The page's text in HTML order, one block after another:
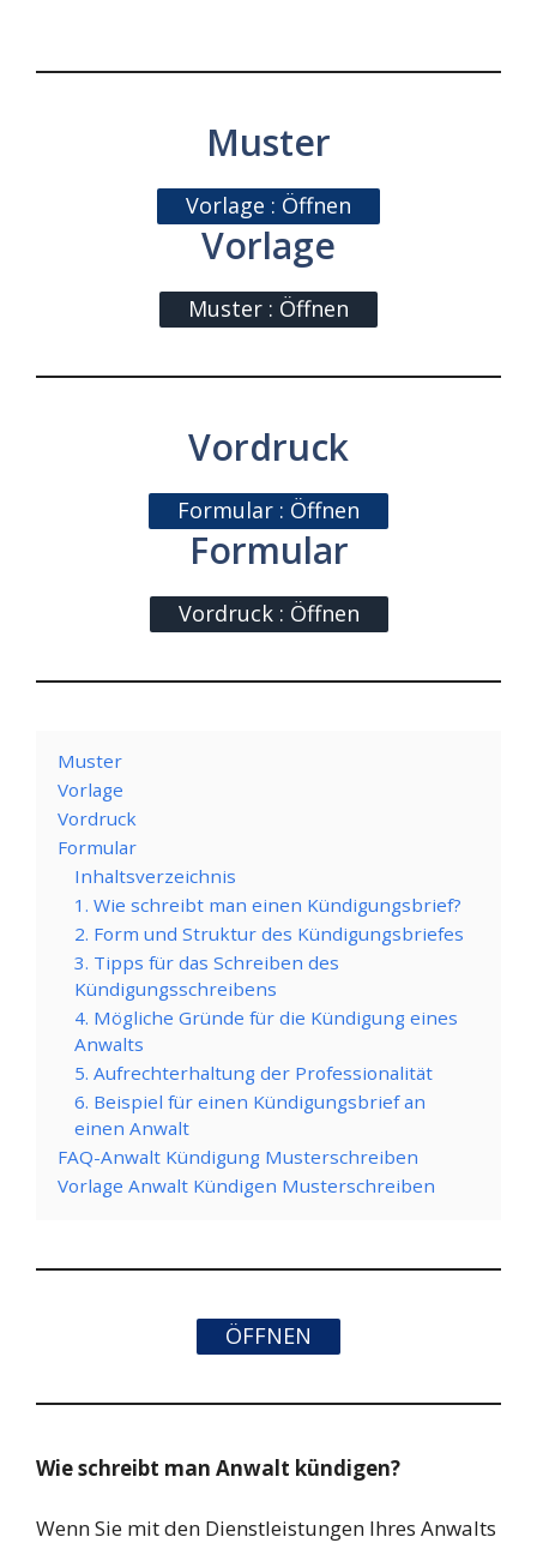
Muster
Vorlage : Öffnen
Vorlage
Muster : Öffnen
Vordruck
Formular : Öffnen
Formular
Vordruck : Öffnen
Muster
Vorlage
Vordruck
Formular
Inhaltsverzeichnis
1. Wie schreibt man einen Kündigungsbrief?
2. Form und Struktur des Kündigungsbriefes
3. Tipps für das Schreiben des
Kündigungsschreibens
4. Mögliche Gründe für die Kündigung eines
Anwalts
5. Aufrechterhaltung der Professionalität
6. Beispiel für einen Kündigungsbrief an
einen Anwalt
FAQ-Anwalt Kündigung Musterschreiben
Vorlage Anwalt Kündigen Musterschreiben
ÖFFNEN
Wie schreibt man Anwalt kündigen?
Wenn Sie mit den Dienstleistungen Ihres Anwalts